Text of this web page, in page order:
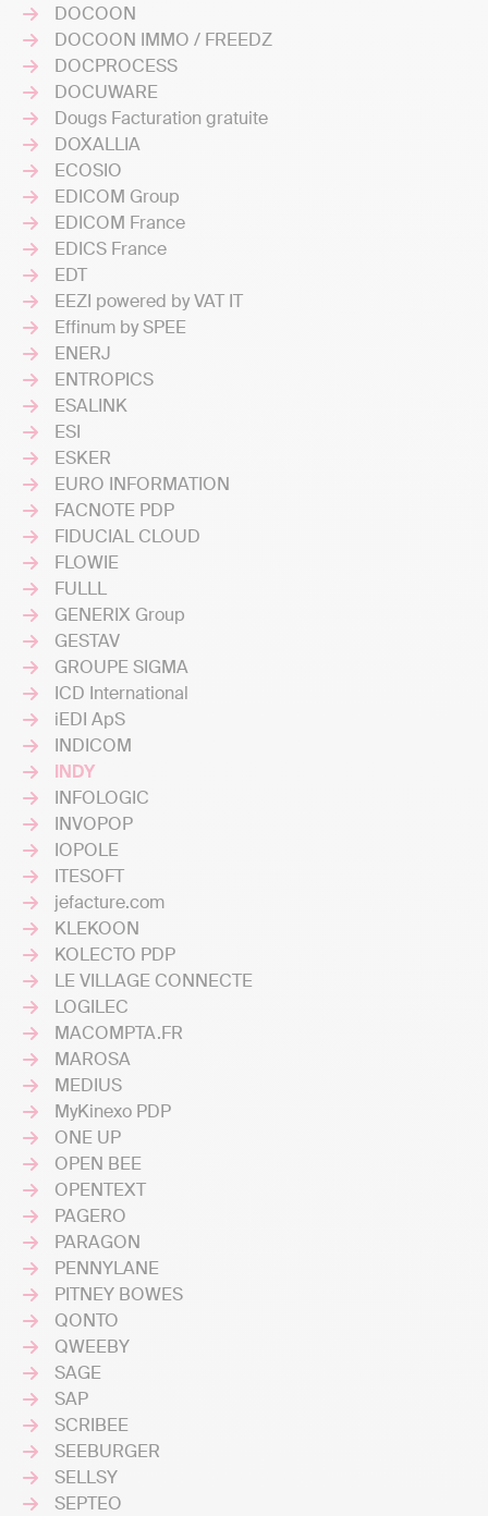
DOCOON
DOCOON IMMO / FREEDZ
DOCPROCESS
DOCUWARE
Dougs Facturation gratuite
DOXALLIA
ECOSIO
EDICOM Group
EDICOM France
EDICS France
EDT
EEZI powered by VAT IT
Effinum by SPEE
ENERJ
ENTROPICS
ESALINK
ESI
ESKER
EURO INFORMATION
FACNOTE PDP
FIDUCIAL CLOUD
FLOWIE
FULLL
GENERIX Group
GESTAV
GROUPE SIGMA
ICD International
iEDI ApS
INDICOM
INDY
INFOLOGIC
INVOPOP
IOPOLE
ITESOFT
jefacture.com
KLEKOON
KOLECTO PDP
LE VILLAGE CONNECTE
LOGILEC
MACOMPTA.FR
MAROSA
MEDIUS
MyKinexo PDP
ONE UP
OPEN BEE
OPENTEXT
PAGERO
PARAGON
PENNYLANE
PITNEY BOWES
QONTO
QWEEBY
SAGE
SAP
SCRIBEE
SEEBURGER
SELLSY
SEPTEO